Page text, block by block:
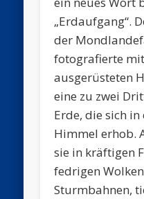
„Erdaufgang“.
der
fotografierte
ausgerüsteten
eine zu zwei
Erde, die sich
Himmel erhob.
sie in kräftigen
fedrigen
Sturmbahnen,